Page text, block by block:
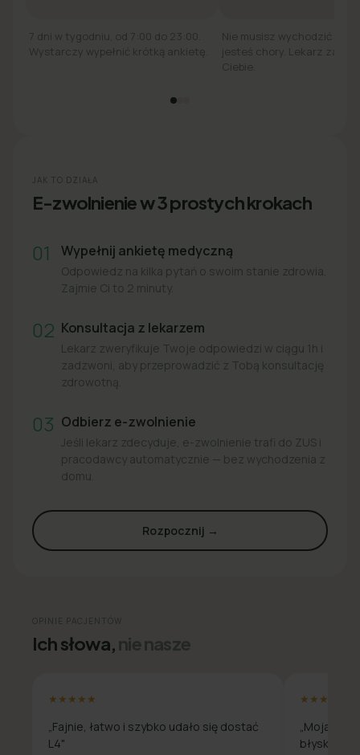
7 dni w tygodniu, od 7:00 do 23:00.
Wystarczy wypełnić krótką ankietę.
Nie musisz wychodzić z
jesteś chory. Lekarz
Ciebie.
JAK TO DZIAŁA
E-zwolnienie w 3 prostych krokach
01 Wypełnij ankietę medyczną
Odpowiedz na kilka pytań o swoim stanie zdrowia.
Zajmie Ci to 2 minuty.
02 Konsultacja z lekarzem
Lekarz zweryfikuje Twoje odpowiedzi w ciągu 1h i
zadzwoni, aby przeprowadzić z Tobą konsultację
zdrowotną.
03 Odbierz e-zwolnienie
Jeśli lekarz zdecyduje, e-zwolnienie trafi do ZUS i
pracodawcy automatycznie — bez wychodzenia z
domu.
Rozpocznij →
OPINIE PACJENTÓW
Ich słowa,nie nasze
★★★★★
„Fajnie, łatwo i szybko udało się dostać
L4"
★★★★★
„Moja